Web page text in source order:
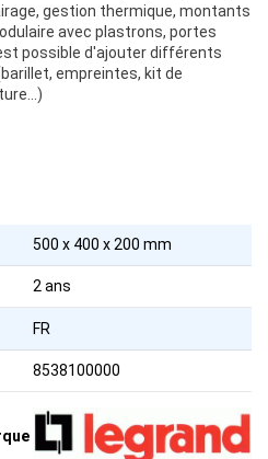
gestion thermique, montants
avec plastrons, portes
possible d'ajouter différents
empreintes, kit de
500 x 400 x 200 mm
2 ans
FR
8538100000